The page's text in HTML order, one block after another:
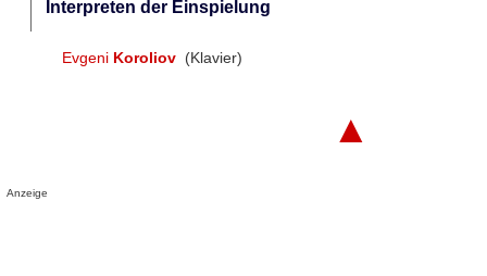
Interpreten der Einspielung
Evgeni Koroliov (Klavier)
▲
Anzeige